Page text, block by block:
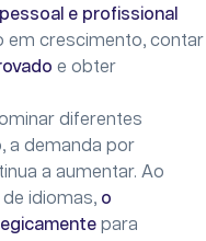
e profissional
em crescimento, contar
e obter
diferentes
a demanda por
a aumentar. Ao
idiomas, o
para